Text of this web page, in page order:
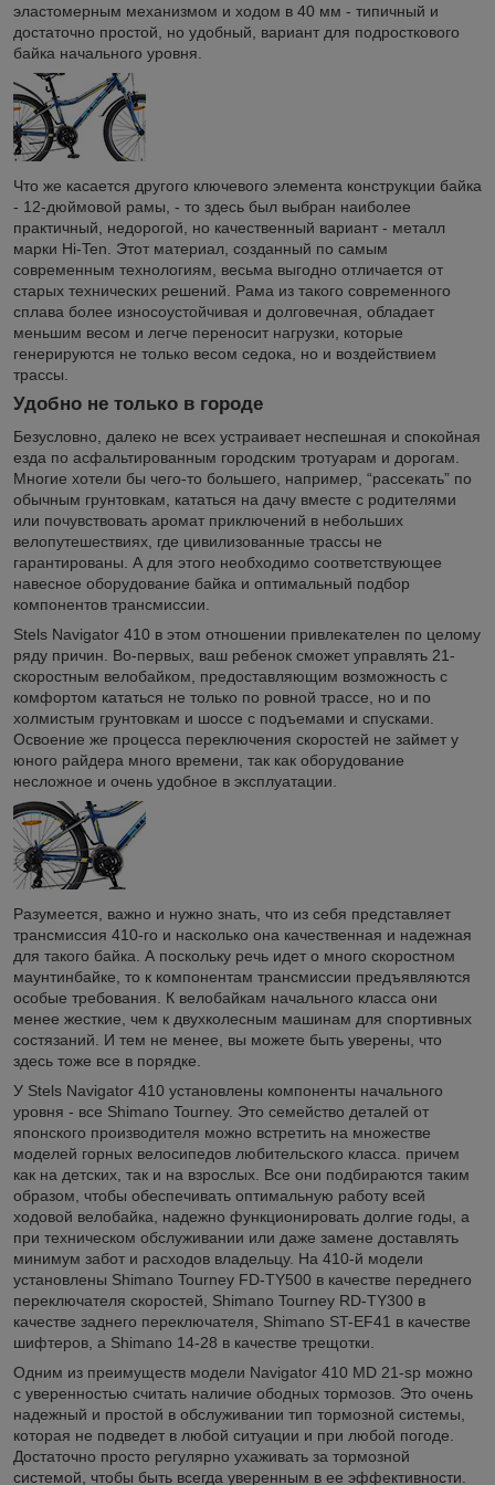
эластомерным механизмом и ходом в 40 мм - типичный и
достаточно простой, но удобный, вариант для подросткового
байка начального уровня.
Что же касается другого ключевого элемента конструкции байка
- 12-дюймовой рамы, - то здесь был выбран наиболее
практичный, недорогой, но качественный вариант - металл
марки Hi-Ten. Этот материал, созданный по самым
современным технологиям, весьма выгодно отличается от
старых технических решений. Рама из такого современного
сплава более износоустойчивая и долговечная, обладает
меньшим весом и легче переносит нагрузки, которые
генерируются не только весом седока, но и воздействием
трассы.
Удобно не только в городе
Безусловно, далеко не всех устраивает неспешная и спокойная
езда по асфальтированным городским тротуарам и дорогам.
Многие хотели бы чего-то большего, например, “рассекать” по
обычным грунтовкам, кататься на дачу вместе с родителями
или почувствовать аромат приключений в небольших
велопутешествиях, где цивилизованные трассы не
гарантированы. А для этого необходимо соответствующее
навесное оборудование байка и оптимальный подбор
компонентов трансмиссии.
Stels Navigator 410 в этом отношении привлекателен по целому
ряду причин. Во-первых, ваш ребенок сможет управлять 21-
скоростным велобайком, предоставляющим возможность с
комфортом кататься не только по ровной трассе, но и по
холмистым грунтовкам и шоссе с подъемами и спусками.
Освоение же процесса переключения скоростей не займет у
юного райдера много времени, так как оборудование
несложное и очень удобное в эксплуатации.
Разумеется, важно и нужно знать, что из себя представляет
трансмиссия 410-го и насколько она качественная и надежная
для такого байка. А поскольку речь идет о много скоростном
маунтинбайке, то к компонентам трансмиссии предъявляются
особые требования. К велобайкам начального класса они
менее жесткие, чем к двухколесным машинам для спортивных
состязаний. И тем не менее, вы можете быть уверены, что
здесь тоже все в порядке.
У Stels Navigator 410 установлены компоненты начального
уровня - все Shimano Tourney. Это семейство деталей от
японского производителя можно встретить на множестве
моделей горных велосипедов любительского класса. причем
как на детских, так и на взрослых. Все они подбираются таким
образом, чтобы обеспечивать оптимальную работу всей
ходовой велобайка, надежно функционировать долгие годы, а
при техническом обслуживании или даже замене доставлять
минимум забот и расходов владельцу. На 410-й модели
установлены Shimano Tourney FD-TY500 в качестве переднего
переключателя скоростей, Shimano Tourney RD-TY300 в
качестве заднего переключателя, Shimano ST-EF41 в качестве
шифтеров, а Shimano 14-28 в качестве трещотки.
Одним из преимуществ модели Navigator 410 MD 21-sp можно
с уверенностью считать наличие ободных тормозов. Это очень
надежный и простой в обслуживании тип тормозной системы,
которая не подведет в любой ситуации и при любой погоде.
Достаточно просто регулярно ухаживать за тормозной
системой, чтобы быть всегда уверенным в ее эффективности.